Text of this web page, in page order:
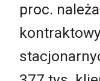
proc.